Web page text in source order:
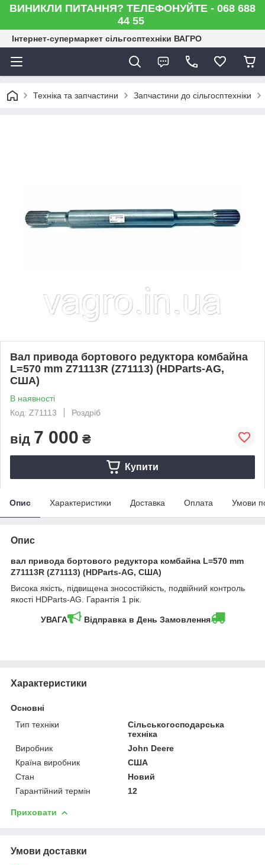
ВИНИКЛИ ПИТАННЯ? ТЕЛЕФОНУЙТЕ - 068 688
44 55
Інтернет-супермаркет сільгосптехніки ВАГРО
Техніка та запчастини Запчастини до сільгосптехніки
Вал привода бортового редуктора комбайна
L=570 mm Z71113R (Z71113) (HDParts-AG,
США)
В наявності
Код: Z71113
Роздріб
від 7 000 ₴
Купити
Опис Характеристики Доставка Оплата Умови
Опис
вал привода бортового редуктора комбайна L=570 mm
Z71113R (Z71113) (HDParts-AG, США)
Висока якість, підвищена зносостійкість, подвійний контроль
якості HDParts-AG. Гарантія 1 рік.
УВАГА Відправка в День Замовлення
Характеристики
Основні
Тип техніки
Сільськогосподарська
техніка
Виробник
John Deere
Країна виробник
США
Стан
Новий
Гарантійний термін
12
Приховати
Умови доставки